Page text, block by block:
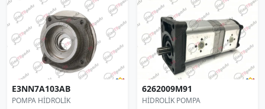
E3NN7A103AB
POMPA HİDROLİK
6262009M91
HİDROLİK POMPA